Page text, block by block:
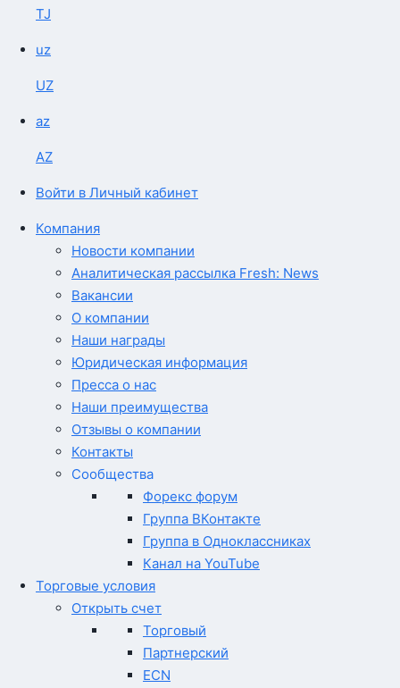
TJ
uz
UZ
az
AZ
Войти в Личный кабинет
Компания
Новости компании
Аналитическая рассылка Fresh: News
Вакансии
О компании
Наши награды
Юридическая информация
Пресса о нас
Наши преимущества
Отзывы о компании
Контакты
Сообщества
Форекс форум
Группа ВКонтакте
Группа в Одноклассниках
Канал на YouTube
Торговые условия
Открыть счет
Торговый
Партнерский
ECN